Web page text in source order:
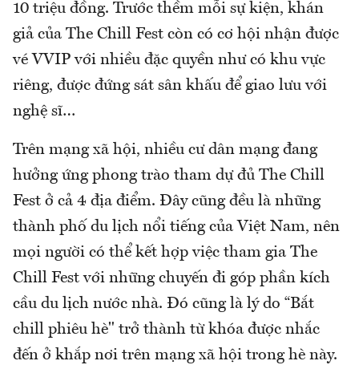
10 triệu đồng. Trước thềm mỗi sự kiện, khán
giả của The Chill Fest còn có cơ hội nhận được
vé VVIP với nhiều đặc quyền như có khu vực
riêng, được đứng sát sân khấu để giao lưu với
nghệ sĩ…
Trên mạng xã hội, nhiều cư dân mạng đang
hưởng ứng phong trào tham dự đủ The Chill
Fest ở cả 4 địa điểm. Đây cũng đều là những
thành phố du lịch nổi tiếng của Việt Nam, nên
mọi người có thể kết hợp việc tham gia The
Chill Fest với những chuyến đi góp phần kích
cầu du lịch nước nhà. Đó cũng là lý do “Bắt
chill phiêu hè" trở thành từ khóa được nhắc
đến ở khắp nơi trên mạng xã hội trong hè này.